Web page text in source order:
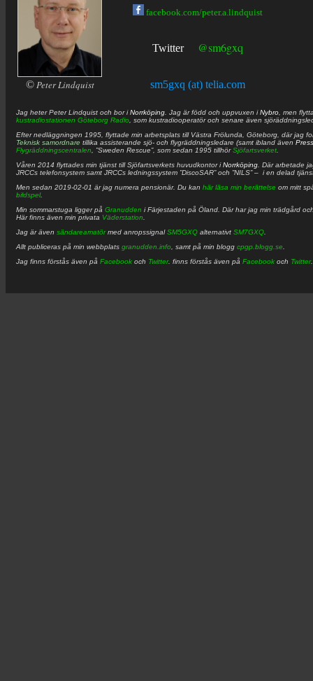
© Peter Lindquist
facebook.com/peter.a.lindquist
Twitter @sm6gxq
sm5gxq (at) telia.com
Jag heterPeter Lindquist och bor iNorrköping . Jag är född och uppvuxen iNybro , men
kustradiostationen Göteborg Radio , som kustradiooperatör och senare även
Efter nedläggningen 1995, flyttade min arbetsplats till Västra Frölunda, Göteborg, där jag
Teknisk samordnare tillika assisterande sjö- och flygräddningsledare (samt ibland även
Flygräddningscentralen , ”Sweden Rescue”, som sedan 1995 tillhörSjöfartsverket
Våren 2014 flyttades min tjänst till Sjöfartsverkets huvudkontor iNorrköping . Där arbetade
JRCCs telefonsystem samt JRCCs ledningssystem ”DiscoSAR” och ”NILS” – i en delad
Men sedan 2019-02-01 är jag numera pensionär. Du kan här läsa min berättelse om mitt
bildspel.
Min sommarstuga ligger på Granudden i Färjestaden på Öland. Där har jag min trädgård
Här finns även min privata Väderstation
Jag är även sändareamatörmed anropssignalSM5GXQ alternativt SM7GXQ
Allt publiceras på min webbplats granudden.info , samt på min blogg cpgp.blogg.se
Jag finns förstås även på Facebook och Twitter. finns förstås även på Facebook och Twitter.